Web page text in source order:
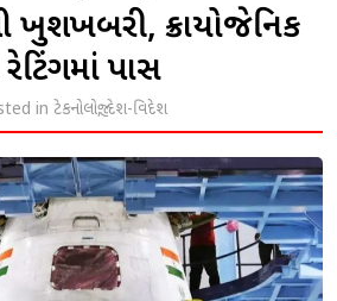
ક્રાયોજેનિક
પાસ
in ટેકનોલોજી,દેશ-વિદેશ